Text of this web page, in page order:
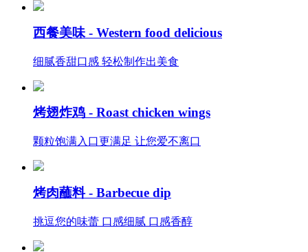
西餐美味 - Western food delicious
细腻香甜口感 轻松制作出美食
烤翅炸鸡 - Roast chicken wings
颗粒饱满入口更满足 让您爱不离口
烤肉蘸料 - Barbecue dip
挑逗您的味蕾 口感细腻 口感香醇